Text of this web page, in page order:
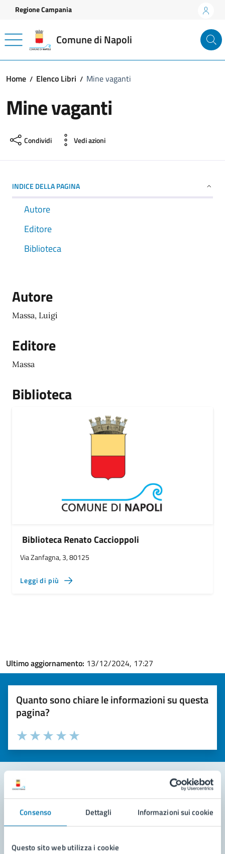
Consenso Dettagli Informazioni sui cookie
Questo sito web utilizza i cookie
Vai ai contenuti
Vai al footer
Regione Campania
Comune di Napoli
Home Elenco Libri Mine vaganti
Mine vaganti
Condividi Vedi azioni
INDICE DELLA PAGINA
Autore
Editore
Biblioteca
Autore
Massa, Luigi
Editore
Massa
Biblioteca
Biblioteca Renato Caccioppoli
Via Zanfagna, 3, 80125
Leggi di più
Ultimo aggiornamento: 13/12/2024, 17:27
Quanto sono chiare le informazioni su questa
pagina?
Valuta la chiarezza delle informazioni (da 1 a 5 stelle)
Seleziona il numero di stelle per valutare la chiarezza delle
Valuta 5 stelle su 5
Valuta 4 stelle su 5
Valuta 3 stelle su 5
Valuta 2 stelle su 5
Valuta 1 stelle su 5
Leggi le domande frequenti
Richiedi assistenza